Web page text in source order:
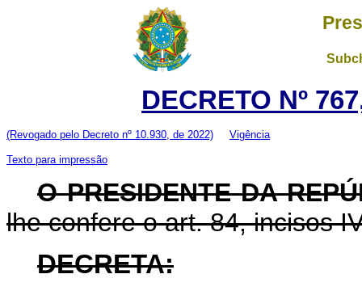
DECRETO Nº
(Revogado pelo Decreto nº 10.930, de 2022) Vigência
Texto para impressão
O PRESIDENTE DA
lhe confere o art. 84, incisos
DECRETA: